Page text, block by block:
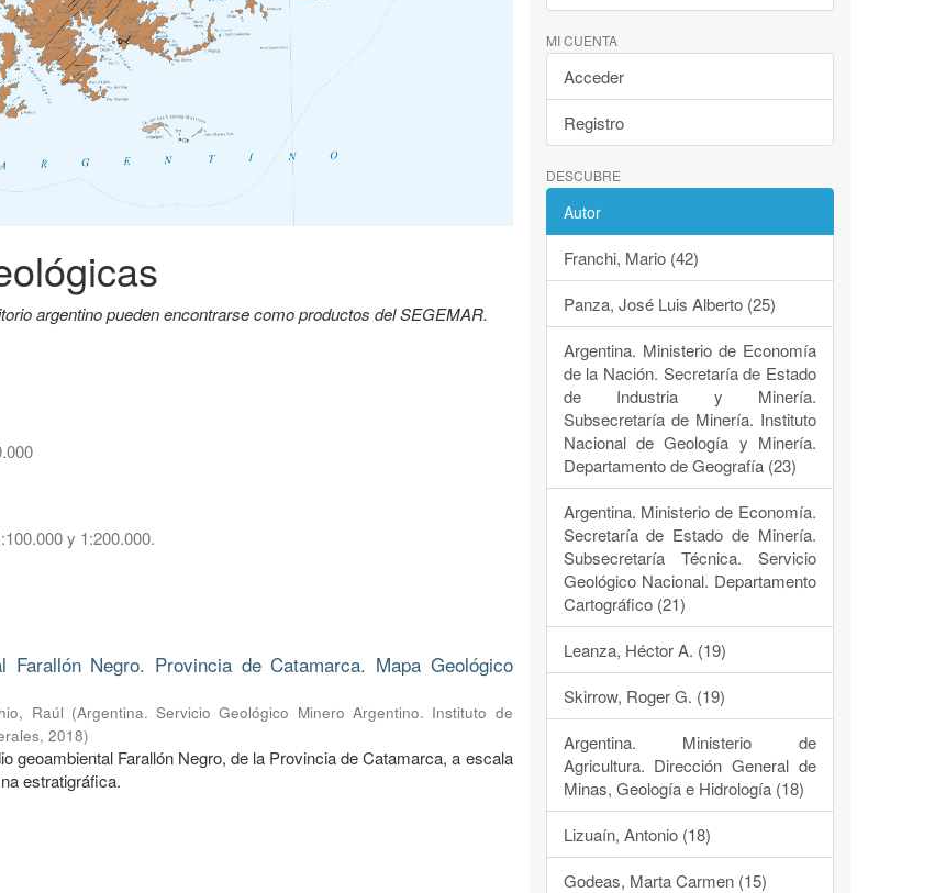
argentino pueden encontrarse como productos del SEGEMAR.
y 1:200.000.
Farallón Negro. Provincia de Catamarca. Mapa Geológico
Raúl (Argentina. Servicio Geológico Minero Argentino. Instituto de
,2018)
geoambiental Farallón Negro, de la Provincia de Catamarca, a escala
estratigráfica.
MI CUENTA
Acceder
Registro
DESCUBRE
Autor
Franchi, Mario (42)
Panza, José Luis Alberto (25)
Argentina. Ministerio de Economía
de la Nación. Secretaría de Estado
de Industria y Minería.
Subsecretaría de Minería. Instituto
Nacional de Geología y Minería.
Departamento de Geografía (23)
Argentina. Ministerio de Economía.
Secretaría de Estado de Minería.
Subsecretaría Técnica. Servicio
Geológico Nacional. Departamento
Cartográfico (21)
Leanza, Héctor A. (19)
Skirrow, Roger G. (19)
Argentina. Ministerio de
Agricultura. Dirección General de
Minas, Geología e Hidrología (18)
Lizuaín, Antonio (18)
Godeas, Marta Carmen (15)